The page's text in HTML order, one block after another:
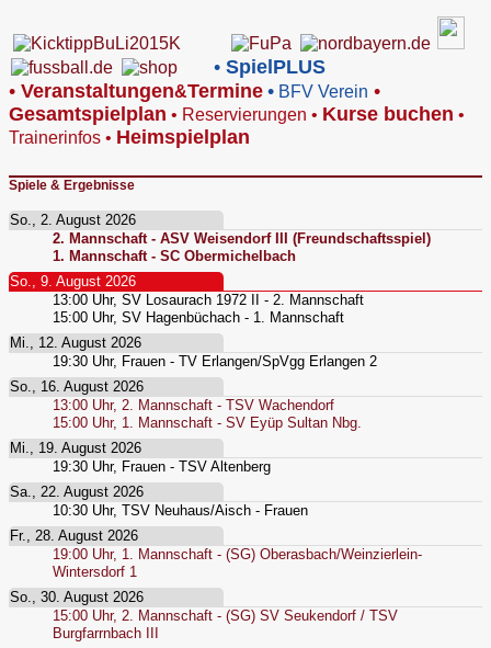
• SpielPLUS
• Veranstaltungen&Termine • BFV Verein •
Gesamtspielplan • Reservierungen • Kurse buchen •
Trainerinfos • Heimspielplan
Spiele & Ergebnisse
So., 2. August 2026
2. Mannschaft - ASV Weisendorf III (Freundschaftsspiel)
1. Mannschaft - SC Obermichelbach
So., 9. August 2026
13:00 Uhr, SV Losaurach 1972 II - 2. Mannschaft
15:00 Uhr, SV Hagenbüchach - 1. Mannschaft
Mi., 12. August 2026
19:30 Uhr, Frauen - TV Erlangen/SpVgg Erlangen 2
So., 16. August 2026
13:00 Uhr, 2. Mannschaft - TSV Wachendorf
15:00 Uhr, 1. Mannschaft - SV Eyüp Sultan Nbg.
Mi., 19. August 2026
19:30 Uhr, Frauen - TSV Altenberg
Sa., 22. August 2026
10:30 Uhr, TSV Neuhaus/Aisch - Frauen
Fr., 28. August 2026
19:00 Uhr, 1. Mannschaft - (SG) Oberasbach/Weinzierlein-
Wintersdorf 1
So., 30. August 2026
15:00 Uhr, 2. Mannschaft - (SG) SV Seukendorf / TSV
Burgfarrnbach III